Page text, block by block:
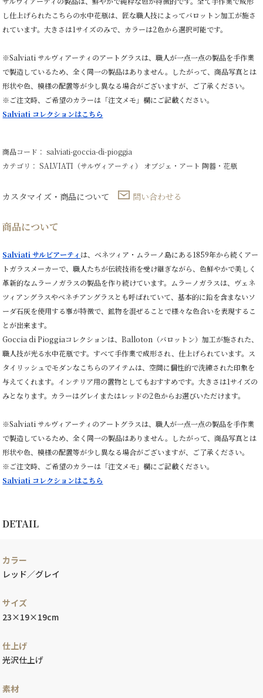
し仕上げられたこちらの水中花瓶は、匠な職人技によってバロットン加工が施さ
れています。大きさは1サイズのみで、カラーは2色から選択可能です。
※Salviati サルヴィアーティのアートグラスは、職人が一点一点の製品を手作業
で製造しているため、全く同一の製品はありません。したがって、商品写真とは
形状や色、模様の配置等が少し異なる場合がございますが、ご了承ください。
※ご注文時、ご希望のカラーは「注文メモ」欄にご記載ください。
Salviati コレクションはこちら
商品コード： salviati-goccia-di-pioggia
カテゴリ：SALVIATI（サルヴィアーティ） オブジェ・アート 陶器・花瓶
カスタマイズ・商品について 問い合わせる
商品について
Salviati サルビアーティ は、ベネツィア・ムラーノ島にある1859年から続くアー
トガラスメーカーで、職人たちが伝統技術を受け継ぎながら、色鮮やかで美しく
革新的なムラーノガラスの製品を作り続けています。ムラーノガラスは、ヴェネ
ツィアングラスやベネチアングラスとも呼ばれていて、基本的に鉛を含まないソ
ーダ石灰を使用する事が特徴で、鉱物を混ぜることで様々な色合いを表現するこ
とが出来ます。
Goccia di Pioggiaコレクションは、Balloton（バロットン）加工が施された、
職人技が光る水中花瓶です。すべて手作業で成形され、仕上げられています。ス
タイリッシュでモダンなこちらのアイテムは、空間に個性的で洗練された印象を
与えてくれます。インテリア用の置物としてもおすすめです。大きさは1サイズの
みとなります。カラーはグレイまたはレッドの2色からお選びいただけます。
※Salviati サルヴィアーティのアートグラスは、職人が一点一点の製品を手作業
で製造しているため、全く同一の製品はありません。したがって、商品写真とは
形状や色、模様の配置等が少し異なる場合がございますが、ご了承ください。
※ご注文時、ご希望のカラーは「注文メモ」欄にご記載ください。
Salviati コレクションはこちら
DETAIL
カラー
レッド／グレイ
サイズ
23×19×19cm
仕上げ
光沢仕上げ
素材